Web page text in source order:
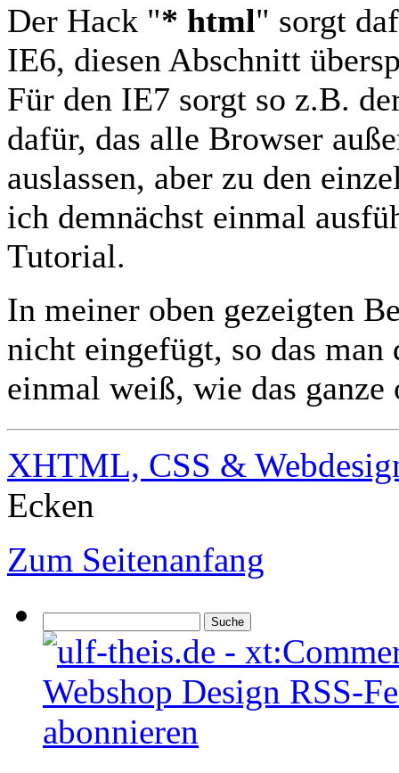
Der Hack "* html" sorgt
IE6, diesen Abschnitt
Für den IE7 sorgt so z.B.
dafür, das alle Browser
auslassen, aber zu den
ich demnächst einmal
Tutorial.
In meiner oben gezeigten
nicht eingefügt, so das
einmal weiß, wie das ganze
XHTML, CSS &
Ecken
Zum Seitenanfang